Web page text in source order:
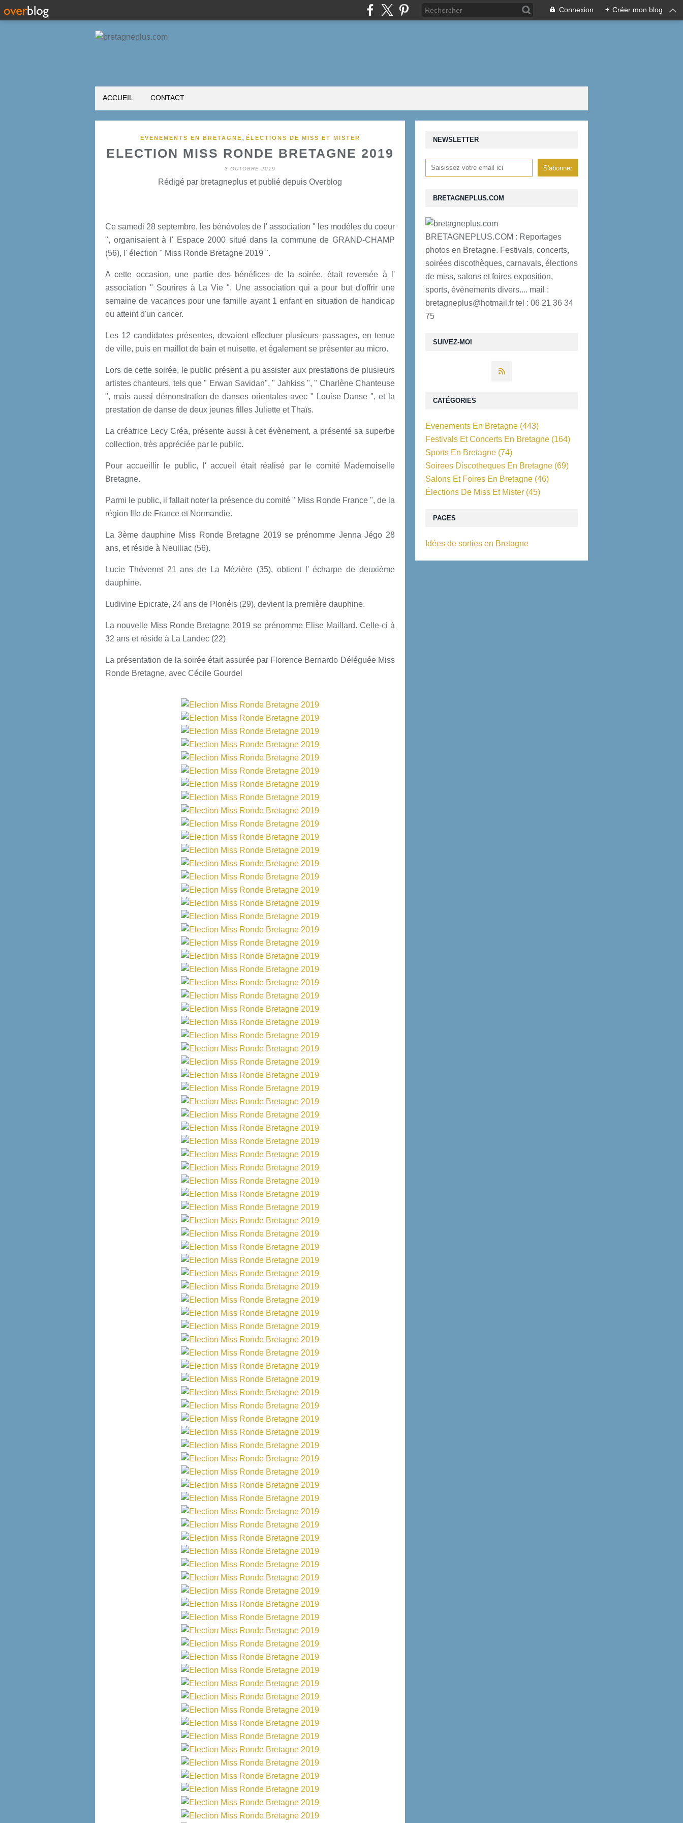
Connexion + Créer mon blog
ACCUEIL CONTACT
EVENEMENTS EN BRETAGNE , ÉLECTIONS DE MISS ET MISTER
ELECTION MISS RONDE BRETAGNE 2019
3 OCTOBRE 2019
Rédigé par bretagneplus et publié depuis Overblog
Ce samedi 28 septembre, les bénévoles de l' association " les modèles du coeur
", organisaient à l' Espace 2000 situé dans la commune de GRAND-CHAMP
(56), l' élection " Miss Ronde Bretagne 2019 ".
A cette occasion, une partie des bénéfices de la soirée, était reversée à l'
association " Sourires à La Vie ". Une association qui a pour but d'offrir une
semaine de vacances pour une famille ayant 1 enfant en situation de handicap
ou atteint d'un cancer.
Les 12 candidates présentes, devaient effectuer plusieurs passages, en tenue
de ville, puis en maillot de bain et nuisette, et également se présenter au micro.
Lors de cette soirée, le public présent a pu assister aux prestations de plusieurs
artistes chanteurs, tels que " Erwan Savidan", " Jahkiss ", " Charlène Chanteuse
", mais aussi démonstration de danses orientales avec " Louise Danse ", et la
prestation de danse de deux jeunes filles Juliette et Thaïs.
La créatrice Lecy Créa, présente aussi à cet évènement, a présenté sa superbe
collection, très appréciée par le public.
Pour accueillir le public, l' accueil était réalisé par le comité Mademoiselle
Bretagne.
Parmi le public, il fallait noter la présence du comité " Miss Ronde France ", de la
région Ille de France et Normandie.
La 3ème dauphine Miss Ronde Bretagne 2019 se prénomme Jenna Jégo 28
ans, et réside à Neulliac (56).
Lucie Thévenet 21 ans de La Mézière (35), obtient l' écharpe de deuxième
dauphine.
Ludivine Epicrate, 24 ans de Plonéis (29), devient la première dauphine.
La nouvelle Miss Ronde Bretagne 2019 se prénomme Elise Maillard. Celle-ci à
32 ans et réside à La Landec (22)
La présentation de la soirée était assurée par Florence Bernardo Déléguée Miss
Ronde Bretagne, avec Cécile Gourdel
NEWSLETTER
SUIVEZ-MOI
BRETAGNEPLUS.COM
BRETAGNEPLUS.COM : Reportages
photos en Bretagne. Festivals, concerts,
soirées discothèques, carnavals, élections
de miss, salons et foires exposition,
sports, évènements divers.... mail :
bretagneplus@hotmail.fr tel : 06 21 36 34
75
PAGES
Idées de sorties en Bretagne
CATÉGORIES
Evenements En Bretagne (443)
Festivals Et Concerts En Bretagne (164)
Sports En Bretagne (74)
Soirees Discotheques En Bretagne (69)
Salons Et Foires En Bretagne (46)
Élections De Miss Et Mister (45)